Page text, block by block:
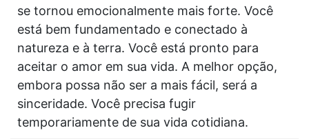
se tornou emocionalmente mais forte. Você
está bem fundamentado e conectado à
natureza e à terra. Você está pronto para
aceitar o amor em sua vida. A melhor opção,
embora possa não ser a mais fácil, será a
sinceridade. Você precisa fugir
temporariamente de sua vida cotidiana.